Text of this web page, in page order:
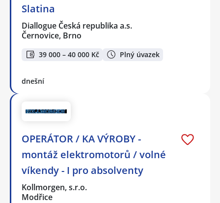
Slatina
Diallogue Česká republika a.s.
Černovice, Brno
39 000 – 40 000 Kč Plný úvazek
dnešní
OPERÁTOR / KA VÝROBY -
montáž elektromotorů / volné
víkendy - I pro absolventy
Kollmorgen, s.r.o.
Modřice